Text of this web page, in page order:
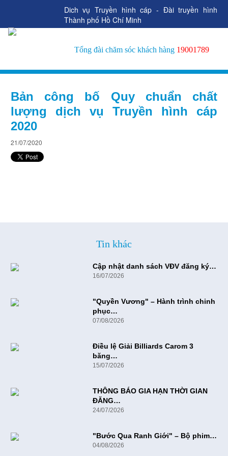
Dich vụ Truyền hình cáp - Đài truyền hình
Thành phố Hồ Chí Minh
Tổng đài chăm sóc khách hàng 19001789
Bản công bố Quy chuẩn chất
lượng dịch vụ Truyền hình cáp
2020
21/07/2020
Tin khác
Cập nhật danh sách VĐV đăng ký…
16/07/2026
"Quyền Vương" – Hành trình chinh
phục…
07/08/2026
Điều lệ Giải Billiards Carom 3
băng…
15/07/2026
THÔNG BÁO GIA HẠN THỜI GIAN
ĐĂNG…
24/07/2026
"Bước Qua Ranh Giới" – Bộ phim…
04/08/2026